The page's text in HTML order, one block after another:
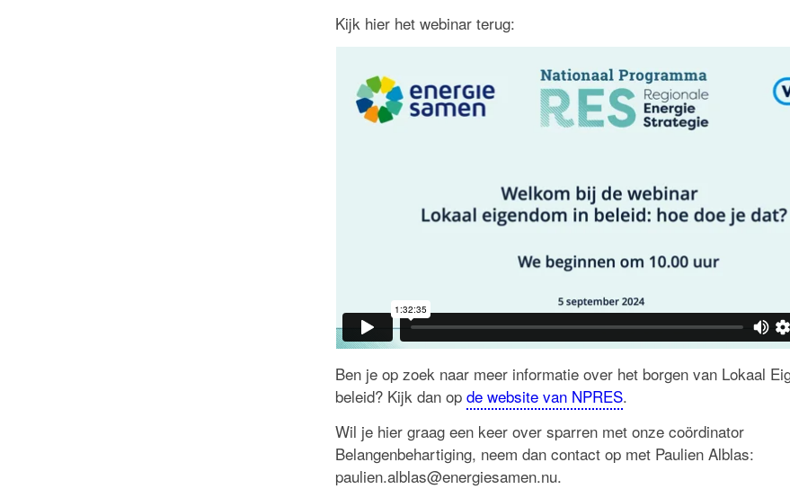
Kijk hier het webinar terug:
Ben je op zoek naar meer informatie over het borgen van Lokaal
beleid? Kijk dan op de website van NPRES.
Wil je hier graag een keer over sparren met onze coördinator
Belangenbehartiging, neem dan contact op met Paulien Alblas:
paulien.alblas@energiesamen.nu.